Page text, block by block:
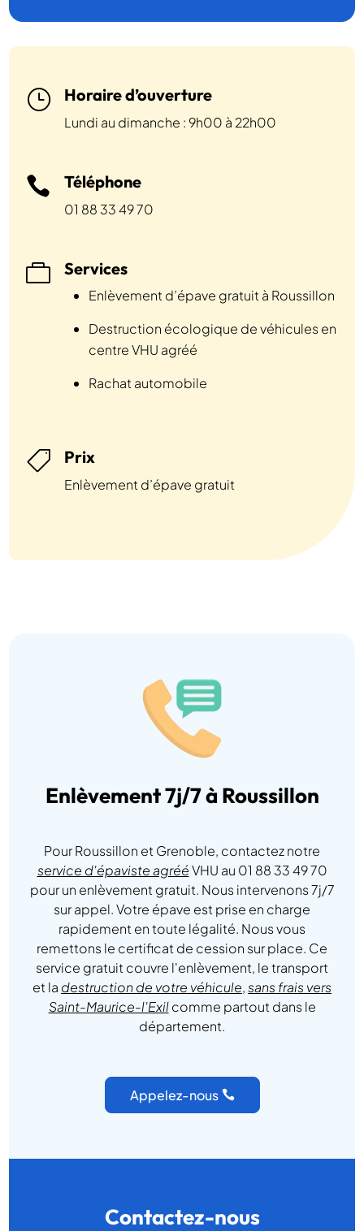
} Horaire d’ouverture
Lundi au dimanche : 9h00 à 22h00
 Téléphone
01 88 33 49 70
 Services
Enlèvement d’épave gratuit à Roussillon
Destruction écologique de véhicules en
centre VHU agréé
Rachat automobile
 Prix
Enlèvement d’épave gratuit
Enlèvement 7j/7 à Roussillon
Pour Roussillon et Grenoble, contactez notre
service d'épaviste agrééVHU au 01 88 33 49 70
pour un enlèvement gratuit. Nous intervenons 7j/7
sur appel. Votre épave est prise en charge
rapidement en toute légalité. Nous vous
remettons le certificat de cession sur place. Ce
service gratuit couvre l'enlèvement, le transport
et la destruction de votre véhicule,sans frais vers
Saint-Maurice-l'Exilcomme partout dans le
département.
Appelez-nous
Contactez-nous